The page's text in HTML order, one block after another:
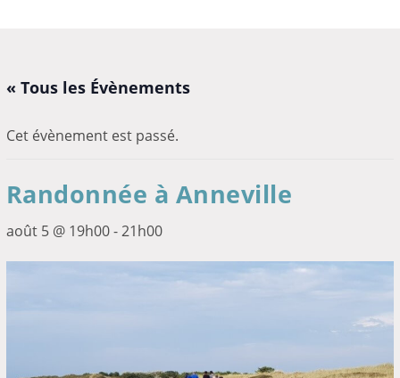
« Tous les Évènements
Cet évènement est passé.
Randonnée à Anneville
août 5 @ 19h00-21h00